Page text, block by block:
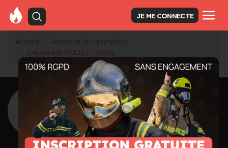
JE ME CONNECTE
Accueil
Annuaire des pompiers
Lieutenant ROLLET Thierry
<Retour à la liste des pompiers
ROLLET Thierry
Grade : Lieutenant